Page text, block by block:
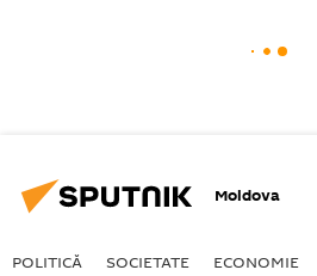
Moldova
POLITICĂ SOCIETATE ECONOMIE